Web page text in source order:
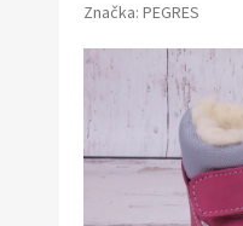
Značka: PEGRES